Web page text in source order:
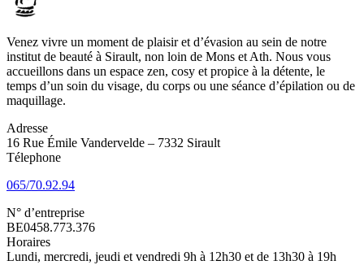
Venez vivre un moment de plaisir et d’évasion au sein de notre
institut de beauté à Sirault, non loin de Mons et Ath. Nous vous
accueillons dans un espace zen, cosy et propice à la détente, le
temps d’un soin du visage, du corps ou une séance d’épilation ou de
maquillage.
Adresse
16 Rue Émile Vandervelde – 7332 Sirault
Télephone
065/70.92.94
N° d’entreprise
BE0458.773.376
Horaires
Lundi, mercredi, jeudi et vendredi 9h à 12h30 et de 13h30 à 19h